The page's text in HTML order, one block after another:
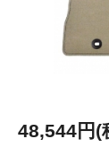
48,544円(